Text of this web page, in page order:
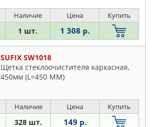
Наличие Цена Купить
1 шт. 1 308 р.
SUFIX SW1018
Щетка стеклоочистителя каркасная,
450мм (L=450 ММ)
Наличие Цена Купить
328 шт. 149 р.